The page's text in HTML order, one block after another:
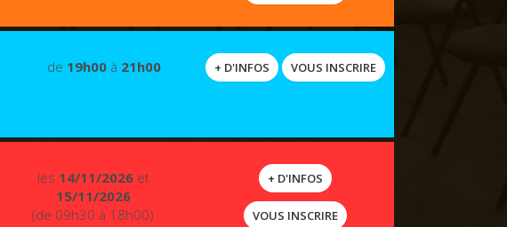
de 19h00à 21h00 + D'INFOS VOUS INSCRIRE
les 14/11/2026et
15/11/2026
(de 09h30 à 18h00)
+ D'INFOS
VOUS INSCRIRE